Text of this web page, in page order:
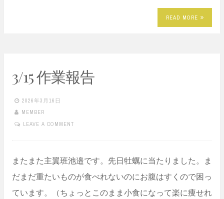
READ MORE
3/15 作業報告
2026年3月16日
MEMBER
LEAVE A COMMENT
またまた主翼班池邉です。先日牡蠣に当たりました。ま
だまだ重たいものが食べれないのにお腹はすくので困っ
ています。（ちょっとこのまま小食になって楽に痩せれ